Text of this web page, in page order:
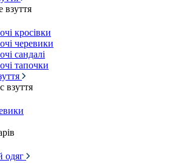
взуття
кросівки
черевики
сандалі
тапочки
взуття
одяг